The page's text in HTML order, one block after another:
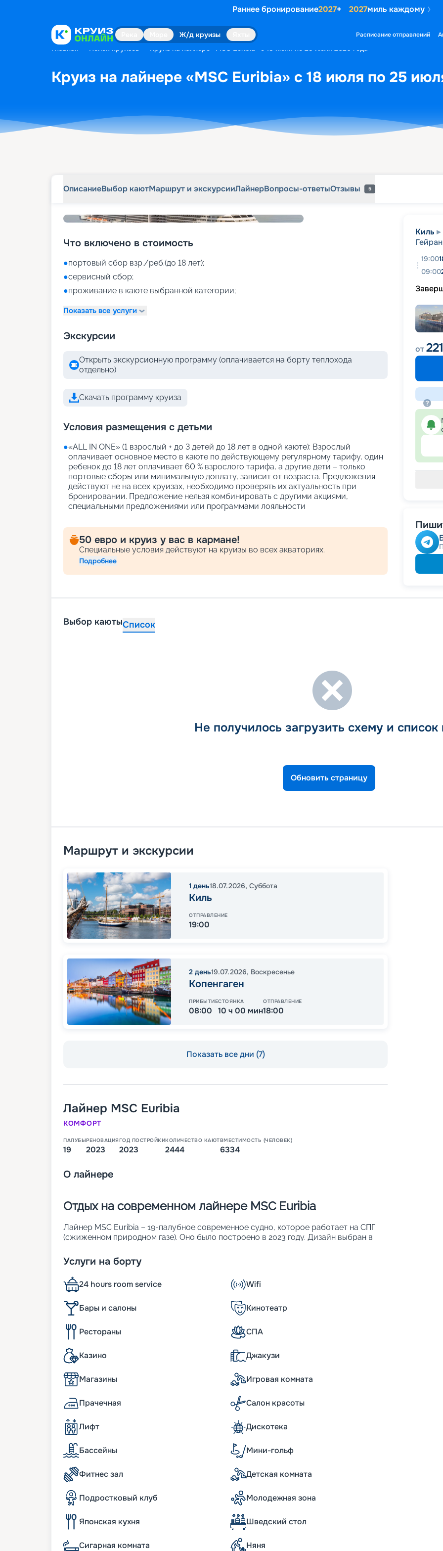
Раннее бронирование2027+ 2027миль каждому
Ж/д круизы Расписание отправлений
Главная Поиск круизов Круиз на лайнере «MSC Euribia» с 18 июля по 25 июля 2026 года
Круиз на лайнере «MSC Euribia» с 18 июля по 25
ОписаниеВыбор каютМаршрут и экскурсииЛайнерВопросы-ответыОтзывы 5
Что включено в стоимость
●портовый сбор взр./реб.(до 18 лет);
●сервисный сбор;
●проживание в каюте выбранной категории;
Показать все услуги
Экскурсии
Открыть экскурсионную программу (оплачивается на борту теплохода
отдельно)
Скачать программу круиза
Условия размещения с детьми
●«АLL IN ONE» (1 взрослый + до 3 детей до 18 лет в одной каюте): Взрослый
оплачивает основное место в каюте по действующему регулярному тарифу, один
ребенок до 18 лет оплачивает 60 % взрослого тарифа, а другие дети – только
портовые сборы или минимальную доплату, зависит от возраста. Предложения
действуют не на всех круизах, необходимо проверять их актуальность при
бронировании. Предложение нельзя комбинировать с другими акциями,
специальными предложениями или программами лояльности
50 евро и круиз у вас в кармане!
Специальные условия действуют на круизы во всех акваториях.
Подробнее
Киль
19:00
09:00
от
Выбор каютыСписок
Не получилось загрузить схему и список
Обновить страницу
Маршрут и экскурсии
1 день18.07.2026, Суббота
Киль
ОТПРАВЛЕНИЕ
19:00
2 день19.07.2026, Воскресенье
Копенгаген
ПРИБЫТИЕ
08:00
СТОЯНКА
10 ч 00 мин
ОТПРАВЛЕНИЕ
18:00
Показать все дни (7)
Лайнер MSC Euribia
КОМФОРТ
ПАЛУБЫ
19
РЕНОВАЦИЯ
2023
ГОД ПОСТРОЙКИ
2023
КОЛИЧЕСТВО КАЮТ
2444
ВМЕСТИМОСТЬ (ЧЕЛОВЕК)
6334
О лайнере
Отдых на современном лайнере MSC Euribia
Лайнер MSC Euribia – 19-палубное современное судно, которое работает на СПГ
(сжиженном природном газе). Оно было построено в 2023 году. Дизайн выбран в
его характеристики:
• ширина – 43 м;
• длина – 331 м;
• водоизмещение – около 172 тыс. т;
• скорость – 22 узла;
• общее число кают – 2 444.
Условия на борту
Лайнер предлагает все необходимое, чтобы круиз стал настоящим праздником. Вас
куполом с ресторанами и бутиками в центре корабля. В театре вы сможете
посетить шоу с живыми выступлениями. Также вы насладитесь SPA с эксклюзивной
термальной зоной, сауной, паровой баней, гидромассажем, парикмахерской и
маникюрным салонами. Помимо прочего, выбор кают впечатлит даже
привередливого туриста. Особенно понравятся номера с балконами, с которых
открывается потрясающий обзор. Во время остановок вас будут ждать
Для детей здесь также предлагается отдельное развлечение. Благодаря
сотрудничеству с LEGO самые маленькие туристы обязательно найдут себе
занятие в игровых зонах от бренда.
Особенности
включая четыре двухтопливных двигателя, работающих на сжиженном природном
газе и иногда на сернистом морском дизельном топливе. Это означает, что судно не
требует систем очистки выбросов. Также предусмотрена система снижения
Услуги на борту
24 hours room service Wifi
Бары и салоны Кинотеатр
Рестораны СПА
Казино Джакузи
Магазины Игровая комната
Прачечная Салон красоты
Лифт Дискотека
Бассейны Мини-гольф
Фитнес зал Детская комната
Подростковый клуб Молодежная зона
Японская кухня Шведский стол
Сигарная комната Няня